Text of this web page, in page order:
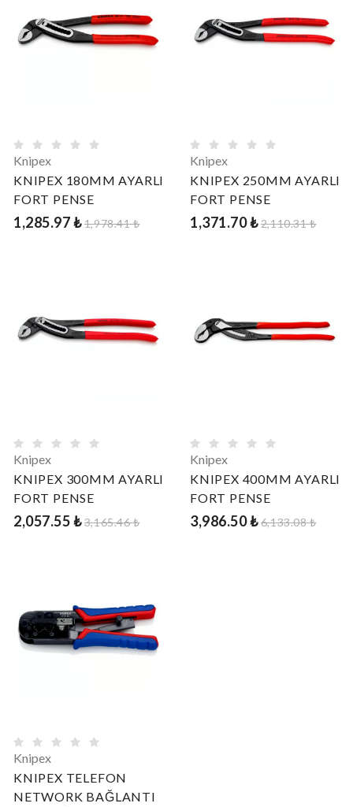
Knipex
KNIPEX 180MM AYARLI
FORT PENSE
1,285.97 ₺1,978.41 ₺
Knipex
KNIPEX 250MM AYARLI
FORT PENSE
1,371.70 ₺2,110.31 ₺
Knipex
KNIPEX 300MM AYARLI
FORT PENSE
2,057.55 ₺3,165.46 ₺
Knipex
KNIPEX 400MM AYARLI
FORT PENSE
3,986.50 ₺6,133.08 ₺
Knipex
KNIPEX TELEFON
NETWORK BAĞLANTI